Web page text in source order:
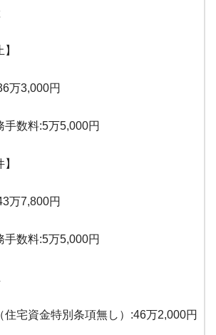
万3,000円
手数料:5万5,000円
万7,800円
手数料:5万5,000円
住宅資金特別条項無し）:46万2,000円